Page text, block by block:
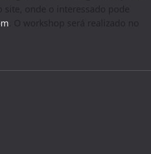
site, onde o interessado pode
. O workshop será realizado no